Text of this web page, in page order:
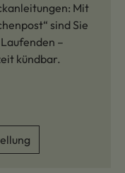
Mit
sind Sie
–
kündbar.